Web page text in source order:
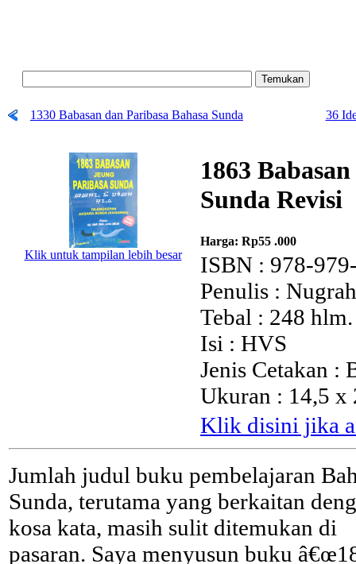
1330 Babasan dan Paribasa Bahasa Sunda 36
Klik untuk tampilan lebih besar
1863
Sunda Revisi
Harga: Rp55 .000
ISBN : 978-
Penulis :
Tebal : 248 hlm.
Isi : HVS
Jenis Cetakan :
Ukuran : 14,5 x
Klik disini jika
Jumlah judul buku pembelajaran
Sunda, terutama yang berkaitan
kosa kata, masih sulit ditemukan di
pasaran. Saya menyusun buku